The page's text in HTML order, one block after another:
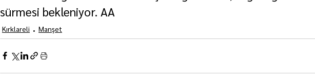
sürmesi bekleniyor. AA
Kırklareli Manşet